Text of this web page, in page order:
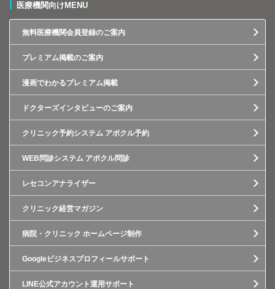
医療機関向けMENU
無料医療機関会員登録のご案内
プレミアム掲載のご案内
漫画でわかるプレミアム掲載
ドクターズインタビューのご案内
クリニック予約システム アポクル予約
WEB問診システム アポクル問診
レセコンアナライザー
クリニック経営マガジン
病院・クリニック ホームページ制作
Googleビジネスプロフィールサポート
LINE公式アカウント運用サポート